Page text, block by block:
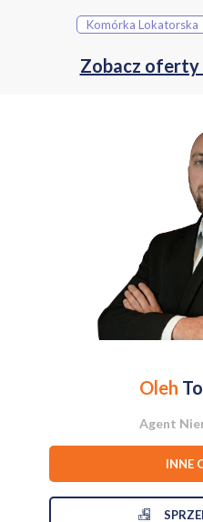
* łazienka z dużym prysznicem,
* dodatkowo przynależy duża
STANDARD:
* Wymienione okna na
* wysokość pomieszczeń: 3,10 m,
* mieszkanie umeblowane i
INWESTYCJA/BUDYNEK:
* Przedwojenna kamienica z 1926
* budynek pod ochroną
* zadbana klatka schodowa i
* teren kamienicy zamknięty z
korzystania przez mieszkańców,
Zabytkowe osiedle wpisane do
piękne przedwojenne kamienice i
Ośrodek Nowa Skra (5 min.).
Komórka Lokatorska
Zobacz
Oleh
Agent
INNE